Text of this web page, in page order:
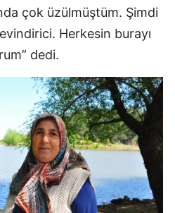
çok üzülmüştüm. Şimdi
Herkesin burayı
dedi.